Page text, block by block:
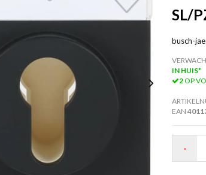
SL/
busch-
IN HUIS*
2OP
EAN
-